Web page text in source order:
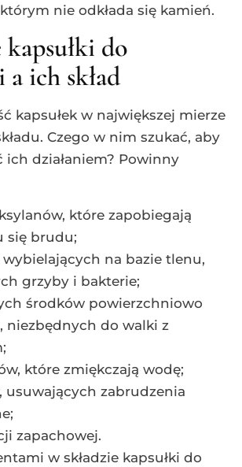
nie odkłada się kamień.
do
ich skład
kapsułek w największej mierze
Czego w nim szukać, aby
ich działaniem? Powinny
które zapobiegają
się brudu;
na bazie tlenu,
grzyby i bakterie;
środków powierzchniowo
niezbędnych do walki z
które zmiękczają wodę;
usuwających zabrudzenia
zapachowej.
w składzie kapsułki do